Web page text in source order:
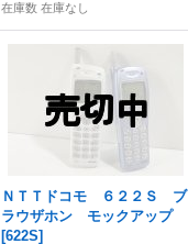
在庫数 在庫なし
ＮＴＴドコモ ６２２Ｓ ブ
ラウザホン モックアップ
[622S]